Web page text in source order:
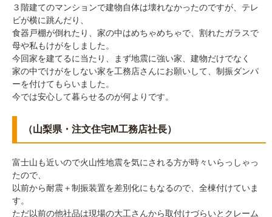
３階建てのマンションで建物自体は壊れなかったのですが、テレ
ビが横に跳んだり、
食器戸棚が倒れたり、家の中はめちゃめちゃで、割れたガラスで
母や私もけがをしました。
今回家を建てるに当たり、まず地震に強い家、建物だけでなく
家の中でけがをしない家を工務店さんにお願いして、制振ダンパ
ーを付けてもらいました。
今では安心して暮らせるのが何よりです。
（山梨県・注文住宅M工務店社長）
富士山も近いので火山性地震を気にされる方が時々いらっしゃっ
たので、
以前から耐震＋制振装置を差別化にもなるので、全棟付けていま
す。
ただ以前の他社品は現場の大工さんから取付けづらいとクレーム